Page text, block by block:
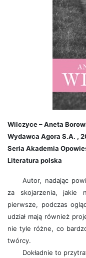
Wilczyce – Aneta
Wydawca Agora S.A. ,
Seria Akademia
Literatura polska
Autor, nadając
za skojarzenia, jakie
pierwsze, podczas
udział mają również
nie tyle różne, co
twórcy.
Dokładnie to